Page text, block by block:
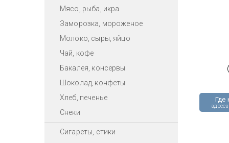
Мясо, рыба, икра
Заморозка, мороженое
Молоко, сыры, яйцо
Чай, кофе
Бакалея, консервы
Шоколад, конфеты
Хлеб, печенье
Снеки
Сигареты, стики
Где